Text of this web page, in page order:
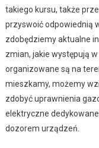
takiego kursu, także
przyswoić odpowiednią
zdobędziemy aktualne
zmian, jakie występują
organizowane są na
mieszkamy, możemy
zdobyć uprawnienia
elektryczne
dozorem urządzeń.